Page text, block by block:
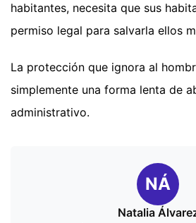
habitantes, necesita que sus
permiso legal para salvarla ellos
La protección que ignora al
simplemente una forma lenta de
administrativo.
NÁ
Natalia